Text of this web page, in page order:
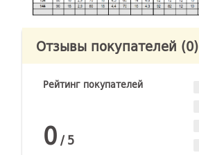
Отзывы покупателей (0)
Рейтинг покупателей
0/5